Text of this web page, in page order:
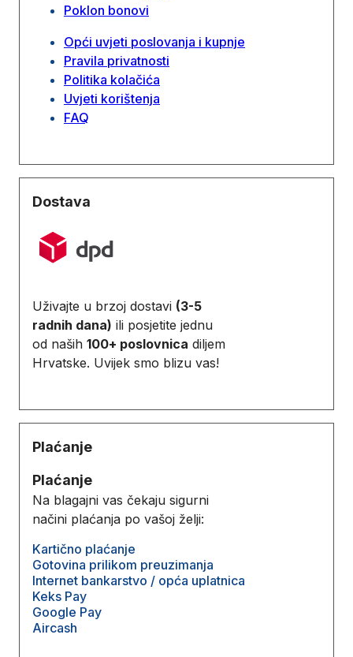
Poklon bonovi
Opći uvjeti poslovanja i kupnje
Pravila privatnosti
Politika kolačića
Uvjeti korištenja
FAQ
Dostava
Uživajte u brzoj dostavi (3-5
radnih dana) ili posjetite jednu
od naših 100+ poslovnica diljem
Hrvatske. Uvijek smo blizu vas!
Plaćanje
Plaćanje
Na blagajni vas čekaju sigurni
načini plaćanja po vašoj želji:
Kartično plaćanje
Gotovina prilikom preuzimanja
Internet bankarstvo / opća uplatnica
Keks Pay
Google Pay
Aircash